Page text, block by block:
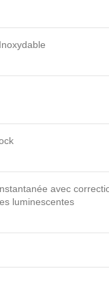
avec
luminescentes